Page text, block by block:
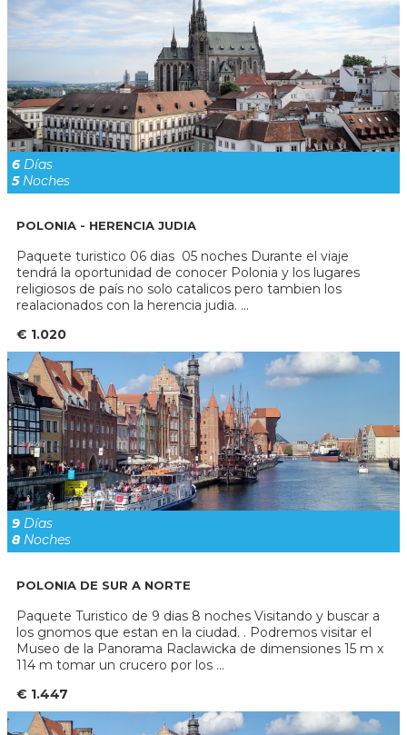
6 Días
5Noches
POLONIA - HERENCIA JUDIA
Paquete turistico 06 dias 05 noches Durante el viaje
tendrá la oportunidad de conocer Polonia y los lugares
religiosos de país no solo catalicos pero tambien los
realacionados con la herencia judia. ...
€ 1.020
9 Días
8 Noches
POLONIA DE SUR A NORTE
Paquete Turistico de 9 dias 8 noches Visitando y buscar a
los gnomos que estan en la ciudad. . Podremos visitar el
Museo de la Panorama Raclawicka de dimensiones 15 m x
114 m tomar un crucero por los ...
€ 1.447